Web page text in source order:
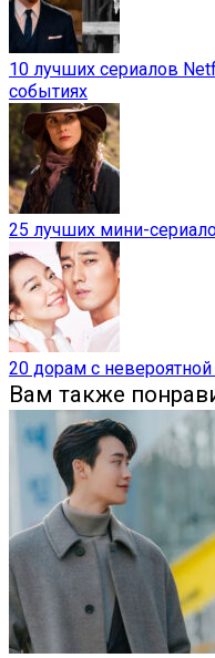
10 лучших сериалов
событиях
25 лучших мини-
20 дорам с
Вам также